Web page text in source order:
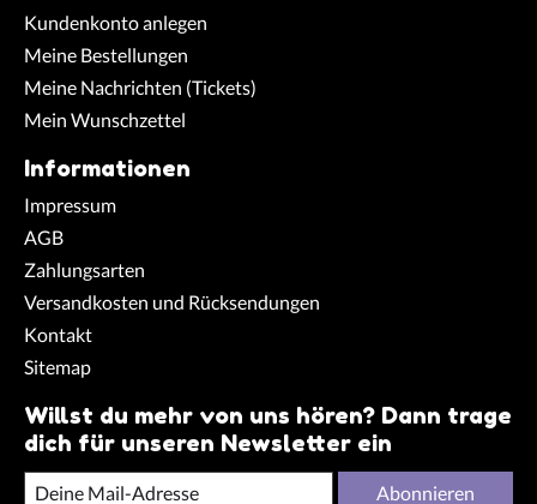
Kundenkonto anlegen
Meine Bestellungen
Meine Nachrichten (Tickets)
Mein Wunschzettel
Informationen
Impressum
AGB
Zahlungsarten
Versandkosten und Rücksendungen
Kontakt
Sitemap
Willst du mehr von uns hören? Dann trage
dich für unseren Newsletter ein
Abonnieren